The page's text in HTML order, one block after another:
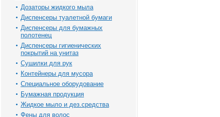
Дозаторы жидкого мыла
Диспенсеры туалетной бумаги
Диспенсеры для бумажных
полотенец
Диспенсеры гигиенических
покрытий на унитаз
Сушилки для рук
Контейнеры для мусора
Специальное оборудование
Бумажная продукция
Жидкое мыло и дез.средства
Фены для волос